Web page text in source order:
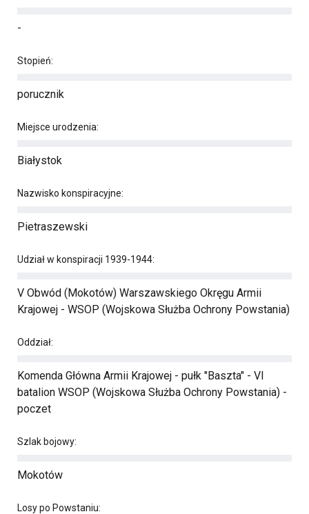
-
Stopień:
porucznik
Miejsce urodzenia:
Białystok
Nazwisko konspiracyjne:
Pietraszewski
Udział w konspiracji 1939-1944:
V Obwód (Mokotów) Warszawskiego Okręgu Armii
Krajowej - WSOP (Wojskowa Służba Ochrony Powstania)
Oddział:
Komenda Główna Armii Krajowej - pułk "Baszta" - VI
batalion WSOP (Wojskowa Służba Ochrony Powstania) -
poczet
Szlak bojowy:
Mokotów
Losy po Powstaniu: